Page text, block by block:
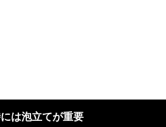
は泡立てが重要